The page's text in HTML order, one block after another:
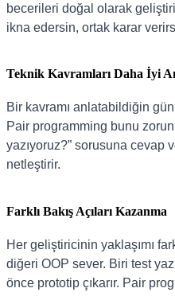
becerileri doğal olarak
ikna edersin, ortak karar
Teknik Kavramları Daha İyi
Bir kavramı anlatabildiğin
Pair programming bunu
yazıyoruz?” sorusuna cevap
netleştirir.
Farklı Bakış Açıları Kazanma
Her geliştiricinin yaklaşımı
diğeri OOP sever. Biri test
önce prototip çıkarır. Pair